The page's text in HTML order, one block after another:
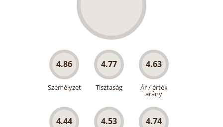
4.86
Személyzet
4.77
Tisztaság
4.63
Ár / érték
arány
4.44 4.53 4.74